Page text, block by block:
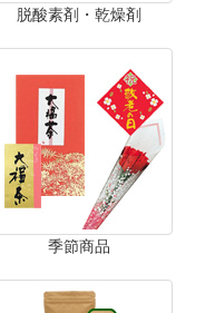
脱酸素剤・乾燥剤
季節商品